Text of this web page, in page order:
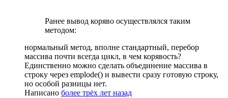
Ранее вывод коряво осуществлялся таким
методом:
нормальный метод, вполне стандартный, перебор
массива почти всегда цикл, в чем корявость?
Единственно можно сделать объединение массива в
строку через emplode() и вывести сразу готовую строку,
но особой разницы нет.
Написано более трёх лет назад